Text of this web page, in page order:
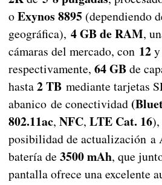
oExynos 8895(dependiendo
geográfica), 4 GB de RAM,
cámaras del mercado, con 12y
respectivamente, 64 GBde
hasta2 TB mediante tarjetas
abanico de conectividad
802.11ac, NFC, LTE Cat. 16),
posibilidad de actualización a
batería de 3500 mAh, que
pantalla ofrece una excelente